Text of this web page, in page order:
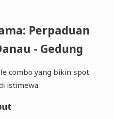
Perpaduan
- Gedung
combo yang bikin spot
istimewa: